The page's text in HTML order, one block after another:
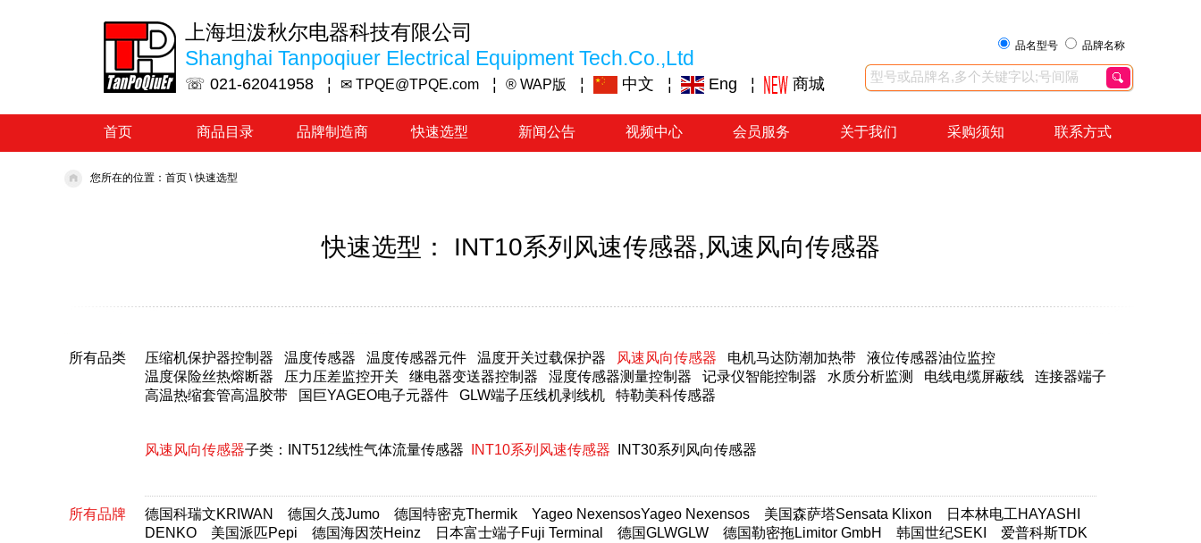
上海坦泼秋尔电器科技有限公司
Shanghai Tanpoqiuer Electrical Equipment Tech.Co.,Ltd
☏ 021-62041958 ¦ ✉ TPQE@TPQE.com ¦ ® WAP版 ¦ 中文 ¦ Eng ¦ 商城
品名型号 品牌名称
首页 商品目录 品牌制造商 快速选型 新闻公告 视频中心 会员服务 关于我们 采购须知 联系方式
您所在的位置： 首页 \快速选型
快速选型： INT10系列风速传感器,风速风向传感器
所有品类 压缩机保护器控制器 温度传感器 温度传感器元件 温度开关过载保护器 风速风向传感器 电机马达防潮加热带
液位传感器油位监控
温度保险丝热熔断器
压力压差监控开关 继电器变送器控制器 湿度传感器测量控制器 记录仪智能控制器 水质分析监测 电线电缆屏蔽线
连接器端子
高温热缩套管高温胶带
国巨YAGEO电子元器件 GLW端子压线机剥线机 特勒美科传感器
风速风向传感器子类： INT512线性气体流量传感器 INT10系列风速传感器 INT30系列风向传感器
所有品牌 德国科瑞文KRIWAN 德国久茂Jumo 德国特密克Thermik Yageo NexensosYageo Nexensos 美国森萨塔Sensata Klixon
日本林电工HAYASHI
DENKO
美国派匹Pepi 德国海因茨Heinz 日本富士端子Fuji Terminal 德国GLWGLW 德国勒密拖Limitor GmbH 韩国世纪SEKI
爱普科斯TDK